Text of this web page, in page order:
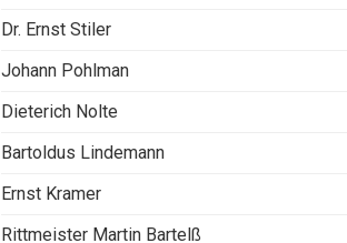
Dr. Ernst Stiler
Johann Pohlman
Dieterich Nolte
Bartoldus Lindemann
Ernst Kramer
Rittmeister Martin Bartelß